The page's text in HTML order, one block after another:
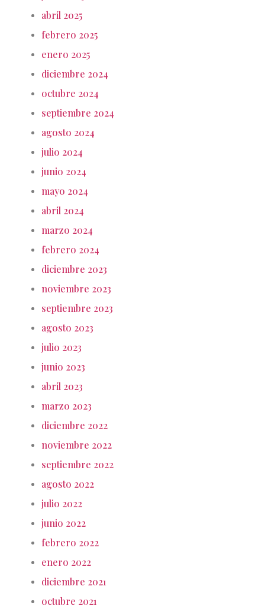
abril 2025
febrero 2025
enero 2025
diciembre 2024
octubre 2024
septiembre 2024
agosto 2024
julio 2024
junio 2024
mayo 2024
abril 2024
marzo 2024
febrero 2024
diciembre 2023
noviembre 2023
septiembre 2023
agosto 2023
julio 2023
junio 2023
abril 2023
marzo 2023
diciembre 2022
noviembre 2022
septiembre 2022
agosto 2022
julio 2022
junio 2022
febrero 2022
enero 2022
diciembre 2021
octubre 2021